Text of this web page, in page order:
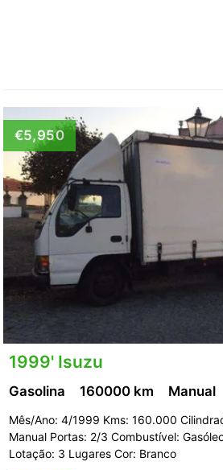
€5,950
1999' Isuzu
Gasolina 160000 km Manual
Mês/Ano: 4/1999 Kms: 160.000
Manual Portas: 2/3 Combustível:
Lotação: 3 Lugares Cor: Branco